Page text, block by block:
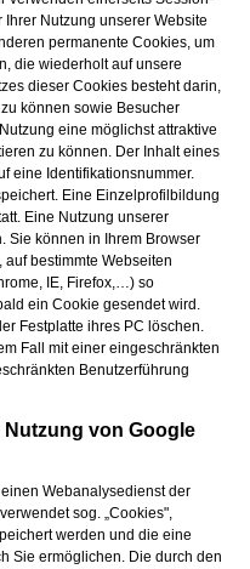
Nutzung unserer Website
permanente Cookies, um
die wiederholt auf unsere
dieser Cookies besteht darin,
können sowie Besucher
eine möglichst attraktive
zu können. Der Inhalt eines
eine Identifikationsnummer.
Eine Einzelprofilbildung
Eine Nutzung unserer
Sie können in Ihrem Browser
bestimmte Webseiten
IE, Firefox,…) so
ein Cookie gesendet wird.
Festplatte ihres PC löschen.
Fall mit einer eingeschränkten
Benutzerführung
von Google
Webanalysedienst der
sog. „Cookies",
werden und die eine
Sie ermöglichen. Die durch den